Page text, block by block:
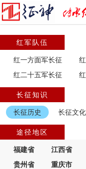
红军队伍
红一方面军长征
红二十五军长征
长征知识
长征历史 长征文化
途径地区
福建省 江西省
贵州省
重庆市